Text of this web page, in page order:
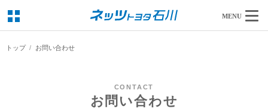
MENU
トップ お問い合わせ
CONTACT
お問い合わせ